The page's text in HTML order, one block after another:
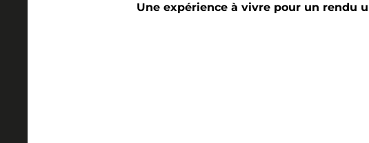
Une expérience à vivre pour un rendu